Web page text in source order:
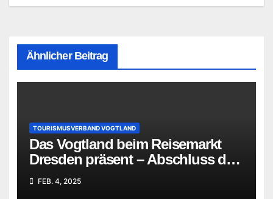
Ähnlicher Beitrag
TOURISMUSVERBAND VOGTLAND
Das Vogtland beim Reisemarkt
Dresden präsent – Abschluss der
Januar-Messen des
Tourismusverbandes
FEB. 4, 2025